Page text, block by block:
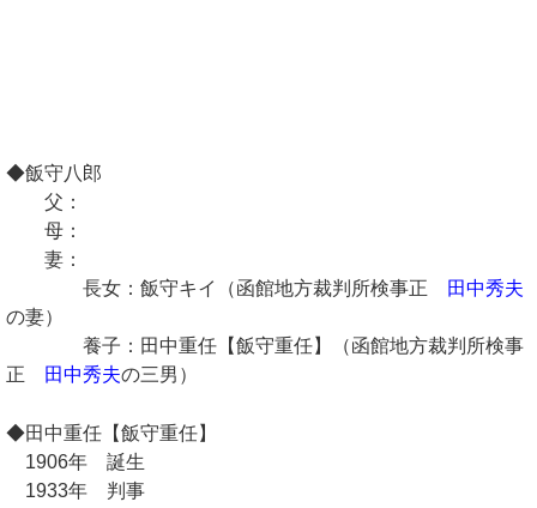
◆飯守八郎
父：
母：
妻：
長女：飯守キイ（函館地方裁判所検事正
田中秀夫
の妻）
養子：田中重任【飯守重任】（函館地方裁判所検事
正
田中秀夫の三男）
◆田中重任【飯守重任】
1906年 誕生
1933年 判事